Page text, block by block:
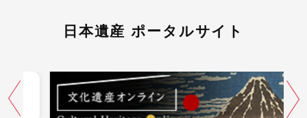
日本遺産 ポータルサイト